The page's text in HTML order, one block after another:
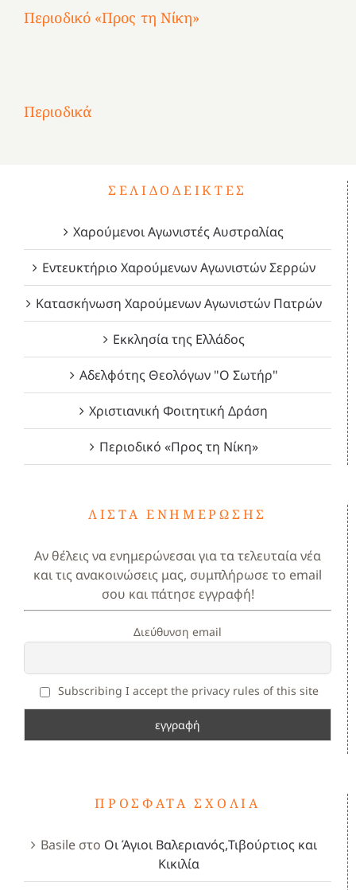
Περιοδικό «Προς τη Νίκη»
Περιοδικά
1821
Δεκέμβριος
2023!
Μάιος
2023!
Μάρτιος
2023!
ΣΕΛΙΔΟΔΕΊΚΤΕΣ
Χαρούμενοι Αγωνιστές Αυστραλίας
Εντευκτήριο Χαρούμενων Αγωνιστών Σερρών
Κατασκήνωση Χαρούμενων Αγωνιστών Πατρών
Εκκλησία της Ελλάδος
Αδελφότης Θεολόγων "Ο Σωτήρ"
Χριστιανική Φοιτητική Δράση
Περιοδικό «Προς τη Νίκη»
ΛΊΣΤΑ ΕΝΗΜΈΡΩΣΗΣ
Αν θέλεις να ενημερώνεσαι για τα τελευταία νέα
και τις ανακοινώσεις μας, συμπλήρωσε το email
σου και πάτησε εγγραφή!
Διεύθυνση email
Subscribing I accept the privacy rules of this site
ΠΡΌΣΦΑΤΑ ΣΧΌΛΙΑ
Basileστο Οι Άγιοι Βαλεριανός,Τιβούρτιος και
Κικιλία